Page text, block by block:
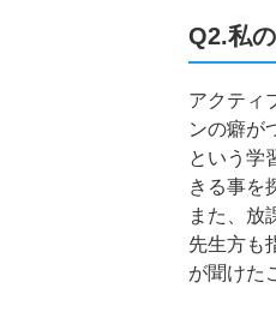
Q2.私
アクティ
ンの癖が
という学
きる事を
また、放
先生方も
が聞けた